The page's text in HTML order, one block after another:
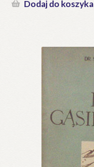
Dodaj do koszyka